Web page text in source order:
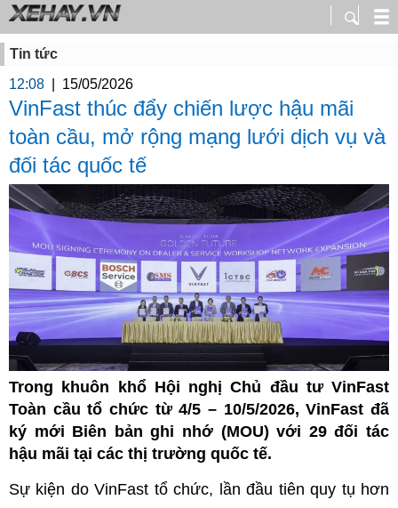
Tin tức
12:08
15/05/2026
VinFast thúc đẩy chiến lược hậu mãi
toàn cầu, mở rộng mạng lưới dịch vụ và
đối tác quốc tế
Trong khuôn khổ Hội nghị Chủ đầu tư VinFast
Toàn cầu tổ chức từ 4/5 – 10/5/2026, VinFast đã
ký mới Biên bản ghi nhớ (MOU) với 29 đối tác
hậu mãi tại các thị trường quốc tế.
Sự kiện do VinFast tổ chức, lần đầu tiên quy tụ hơn